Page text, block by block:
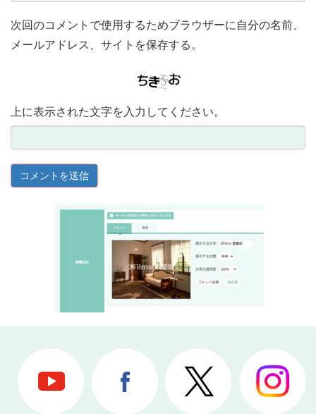
次回のコメントで使用するためブラウザーに自分の名前、
メールアドレス、サイトを保存する。
上に表示された文字を入力してください。